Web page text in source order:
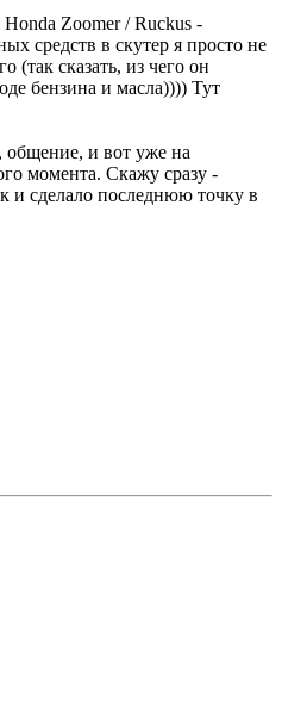
Zoomer / Ruckus -
средств в скутер я просто не
сказать, из чего он
бензина и масла)))) Тут
общение, и вот уже на
момента. Скажу сразу -
и сделало последнюю точку в